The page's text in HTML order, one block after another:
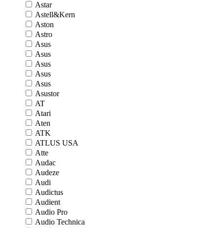
Astar
Astell&Kern
Aston
Astro
Asus
Asus
Asus
Asus
Asus
Asustor
AT
Atari
Aten
ATK
ATLUS USA
Atte
Audac
Audeze
Audi
Audictus
Audient
Audio Pro
Audio Technica